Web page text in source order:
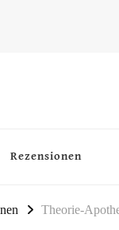
Rezensionen
Theorie-